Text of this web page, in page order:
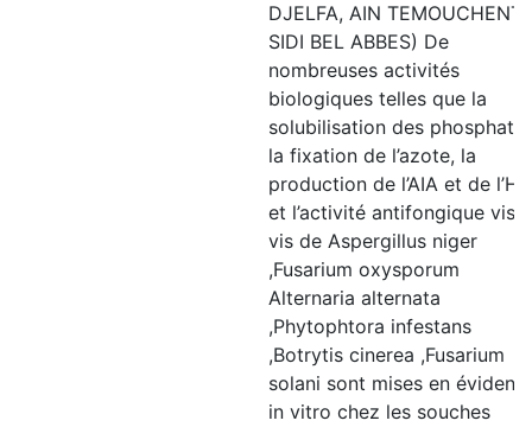
DJELFA, AIN TEMOUCHENT,
SIDI BEL ABBES) De
nombreuses activités
biologiques telles que la
solubilisation des
la fixation de l’azote, la
production de l’AIA et de
et l’activité antifongique vis-
vis de Aspergillus niger
,Fusarium oxysporum
Alternaria alternata
,Phytophtora infestans
,Botrytis cinerea ,Fusarium
solani sont mises en
in vitro chez les souches